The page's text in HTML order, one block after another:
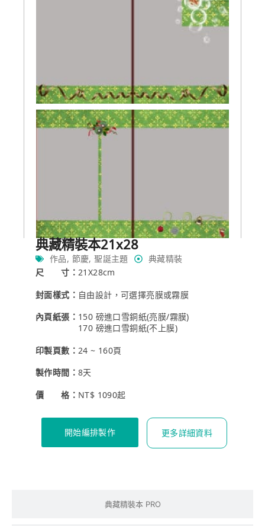
典藏精裝本 PRO
典藏精裝本21x28
作品, 節慶,聖誕主題
典藏精裝
尺 寸： 21X28cm
封面樣式： 自由設計，可選擇亮膜或霧膜
內頁紙張： 150 磅進口雪銅紙(亮膜/霧膜)
170 磅進口雪銅紙(不上膜)
印製頁數： 24 ~ 160頁
製作時間： 8天
價 格： NT$ 1090起
開始編排製作 更多詳細資料